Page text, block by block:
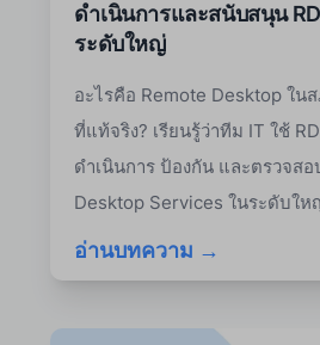
ดำเนินการและสนับสนุน
ระดับใหญ่
อะไรคือ Remote Desktop ใน
ที่แท้จริง? เรียนรู้ว่าทีม IT ใช้
ดำเนินการ ป้องกัน และตรวจสอ
Desktop Services ในระดับให
อ่านบทความ →